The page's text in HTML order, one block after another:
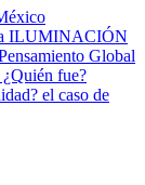
ILUMINACIÓN
Global
fue?
el caso de